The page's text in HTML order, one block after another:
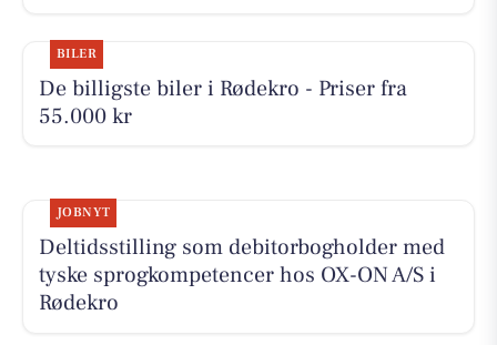
BILER
De billigste biler i Rødekro - Priser fra
55.000 kr
JOBNYT
Deltidsstilling som debitorbogholder med
tyske sprogkompetencer hos OX-ON A/S i
Rødekro